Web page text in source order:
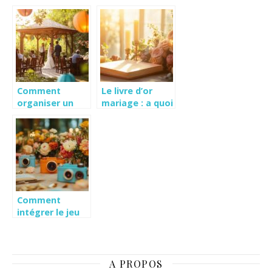
Guide complet
pour un EVJF
memorable
aspects
pratiques
Comment
organiser un
un petit budget
? Les secrets
d’une
ceremonie
intimiste
Le livre d’or
mariage : a quoi
Comment
intégrer le jeu
A PROPOS